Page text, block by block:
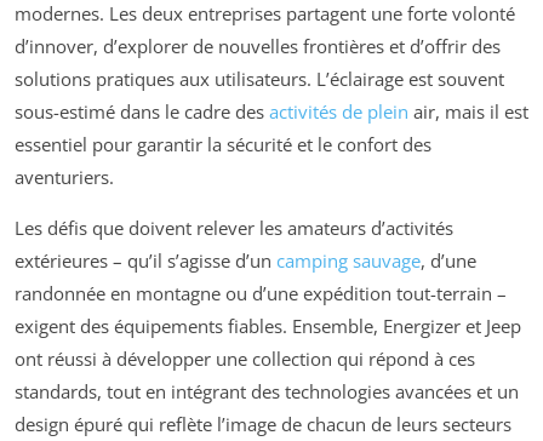
modernes. Les deux entreprises partagent une forte volonté
d’innover, d’explorer de nouvelles frontières et d’offrir des
solutions pratiques aux utilisateurs. L’éclairage est souvent
sous-estimé dans le cadre des activités de plein air, mais il est
essentiel pour garantir la sécurité et le confort des
aventuriers.
Les défis que doivent relever les amateurs d’activités
extérieures – qu’il s’agisse d’un camping sauvage, d’une
randonnée en montagne ou d’une expédition tout-terrain –
exigent des équipements fiables. Ensemble, Energizer et Jeep
ont réussi à développer une collection qui répond à ces
standards, tout en intégrant des technologies avancées et un
design épuré qui reflète l’image de chacun de leurs secteurs